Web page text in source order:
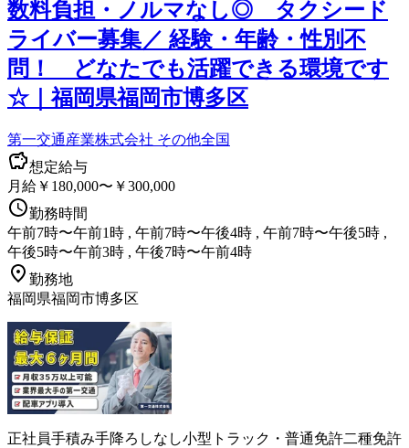
数料負担・ノルマなし◎ タクシード
ライバー募集／ 経験・年齢・性別不
問！ どなたでも活躍できる環境です
☆｜福岡県福岡市博多区
第一交通産業株式会社 その他全国
想定給与
月給￥180,000〜￥300,000
勤務時間
午前7時〜午前1時 , 午前7時〜午後4時 , 午前7時〜午後5時 ,
午後5時〜午前3時 , 午後7時〜午前4時
勤務地
福岡県福岡市博多区
正社員手積み手降ろしなし小型トラック・普通免許二種免許